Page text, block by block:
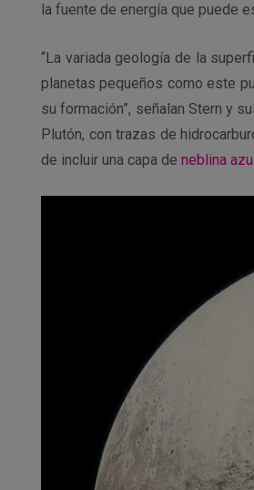
la fuente de energía que puede
“La variada geología de la
planetas pequeños como este
su formación”, señalan Stern y
Plutón, con trazas de
de incluir una capa de neblina